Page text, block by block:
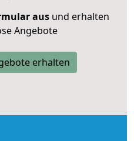
ausund erhalten
Angebote
erhalten